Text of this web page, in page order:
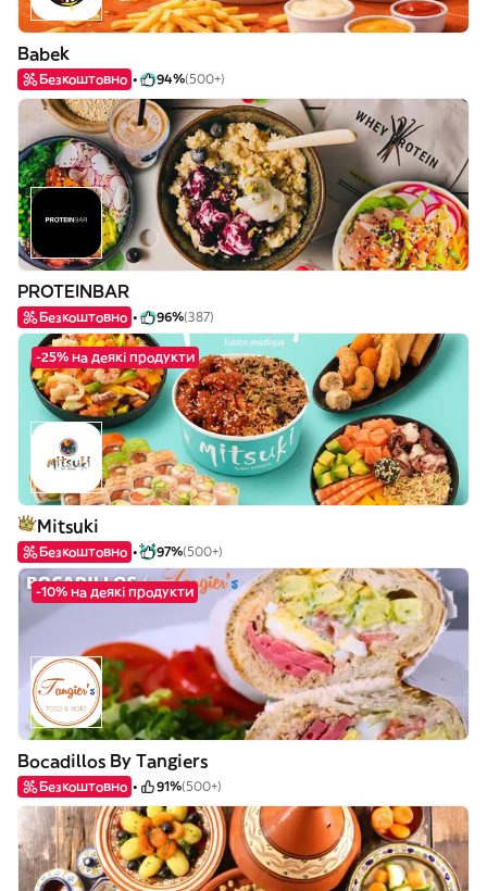
Babek
Безкоштовно 94%(500+)
PROTEINBAR
Безкоштовно 96%(387)
-25% на деякі продукти
Mitsuki
Безкоштовно 97%(500+)
-10% на деякі продукти
Bocadillos By Tangiers
Безкоштовно 91%(500+)